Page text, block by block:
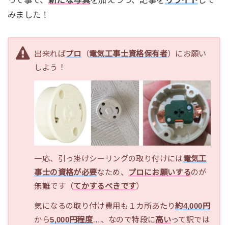
みました！
出来ればプロ （電気工事士資格保有者）にお願い
しよう！
一応、引っ掛けシーリングの取り付けには電気工
事士の資格が必要なため、 プロにお願いするのが
無難です（てかするべきです）
気になるの取り付け費用も１カ所あたり約4,000円
から5,000円程度…、なので特段に高いって訳では